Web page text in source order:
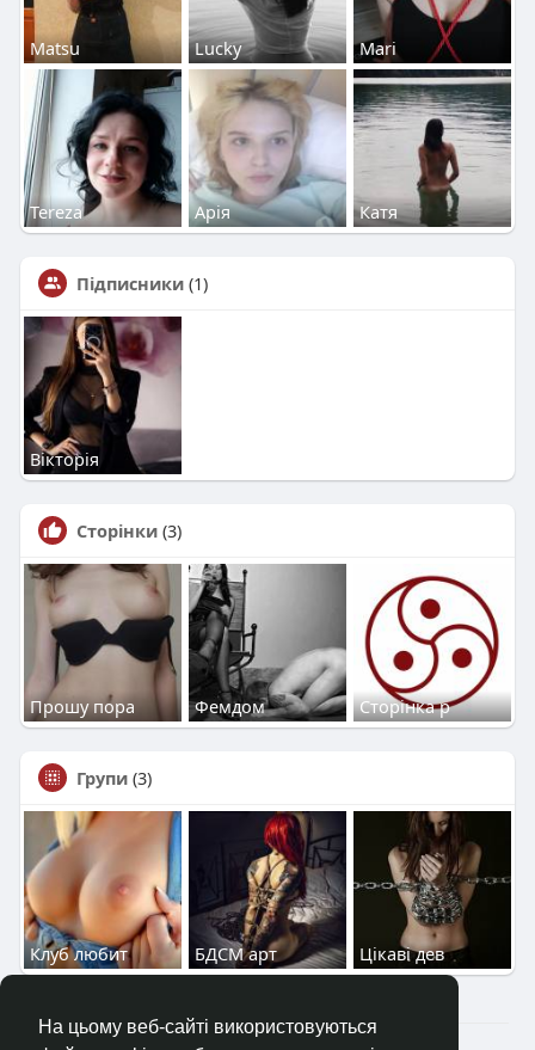
На цьому веб-сайті використовуються
Matsu Lucky Mari
Tereza Арія Катя
Підписники (1)
Вікторія
Сторінки (3)
Прошу пора Фемдом Сторінка р
Групи (3)
Клуб любит БДСМ арт Цікаві дев